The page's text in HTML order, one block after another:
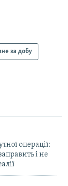
за добу
операції:
і не